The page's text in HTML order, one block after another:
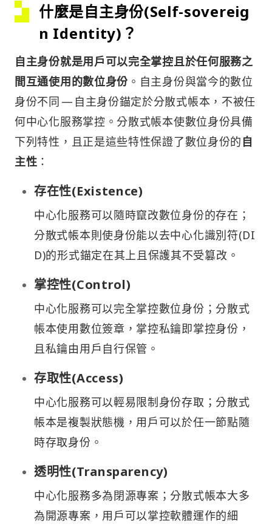
什麼是自主身份(Self-sovereig
n Identity)？
自主身份就是用戶可以完全掌控且於任何服務之
間互通使用的數位身份 。自主身份與當今的數位
身份不同 — 自主身份錨定於分散式帳本，不被任
何中心化服務掌控。分散式帳本使數位身份具備
下列特性，且正是這些特性保證了數位身份的 自
主性 ：
存在性(Existence)
中心化服務可以隨時竄改數位身份的存在；
分散式帳本則使身份能以去中心化識別符(DI
D)的形式錨定在其上且保護其不受篡改。
掌控性(Control)
中心化服務可以完全掌控數位身份；分散式
帳本使用數位簽章，掌控私鑰即掌控身份，
且私鑰由用戶自行保管。
存取性(Access)
中心化服務可以輕易限制身份存取；分散式
帳本是複製狀態機，用戶可以於任一節點隨
時存取身份。
透明性(Transparency)
中心化服務多為閉源專案；分散式帳本大多
為開源專案，用戶可以掌控軟體運作的細